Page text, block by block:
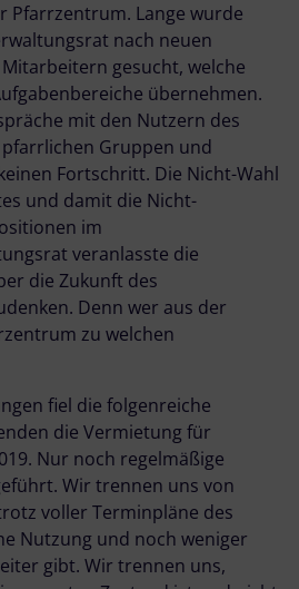
Pfarrzentrum. Lange wurde
nach neuen
gesucht, welche
übernehmen.
mit den Nutzern des
Gruppen und
Fortschritt. Die Nicht-Wahl
und damit die Nicht-
im
veranlasste die
die Zukunft des
Denn wer aus der
zu welchen
fiel die folgenreiche
die Vermietung für
Nur noch regelmäßige
Wir trennen uns von
voller Terminpläne des
Nutzung und noch weniger
gibt. Wir trennen uns,